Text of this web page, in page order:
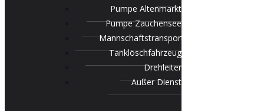
Pumpe Altenmarkt
Pumpe Zauchensee
Mannschaftstransportfahrzeug
Tanklöschfahrzeug
Drehleiter
Außer Dienst